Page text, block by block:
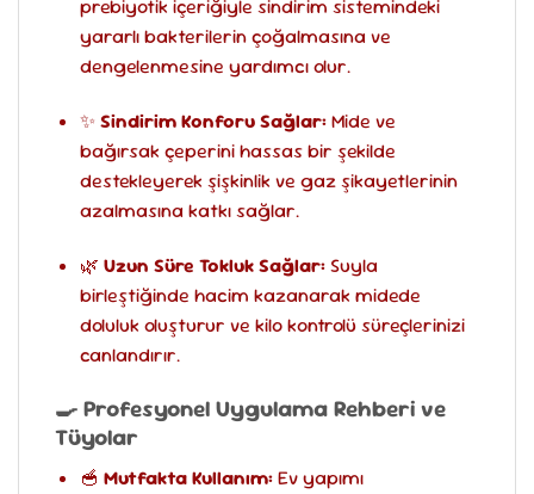
prebiyotik içeriğiyle sindirim sistemindeki
yararlı bakterilerin çoğalmasına ve
dengelenmesine yardımcı olur.
✨ Sindirim Konforu Sağlar:Mide ve
bağırsak çeperini hassas bir şekilde
destekleyerek şişkinlik ve gaz şikayetlerinin
azalmasına katkı sağlar.
🌿 Uzun Süre Tokluk Sağlar:Suyla
birleştiğinde hacim kazanarak midede
doluluk oluşturur ve kilo kontrolü süreçlerinizi
canlandırır.
🍳 Profesyonel Uygulama Rehberi ve
Tüyolar
🥣 Mutfakta Kullanım:Ev yapımı